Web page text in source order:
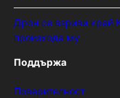
Дрон се взриви край
произхода му
Поддържа
Поверителност